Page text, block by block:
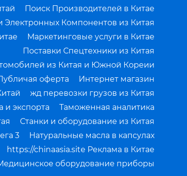
Поиск Производителей в Китае
Электронных Компонентов из Китая
Маркетинговые услуги в Китае
Поставки Спецтехники из Китая
из Китая и Южной Кореии
оферта
Интернет магазин
жд перевозки грузов из Китая
и экспорта
Таможенная аналитика
Станки и оборудование из Китая
3
Натуральные масла в капсулах
https://chinaasia.site Реклама в Китае
оборудование приборы